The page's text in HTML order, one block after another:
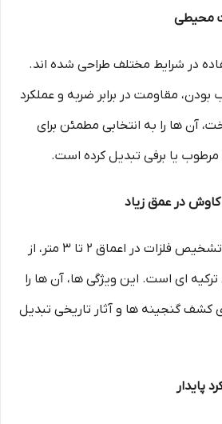
محیطی
در شرایط مختلف طراحی شده اند.
مقاومت در برابر ضربه و عملکرد
آن ها را به انتخابی مطمئن برای
یا برفی تبدیل کرده است.
کاوش در عمق زیاد
حساسیت بالا و قابلیت تشخیص فلزات در اعماق 2 تا 3 متر، از
ترکیه ای است. این ویژگی ها، آن ها را
کشف گنجینه ها و آثار تاریخی تبدیل
پایدار